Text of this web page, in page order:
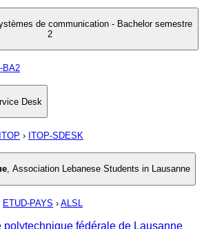
de communication - Bachelor semestre
2
BA2
Desk
ITOP › ITOP-SDESK
, Association Lebanese Students in Lausanne
ETUD-PAYS › ALSL